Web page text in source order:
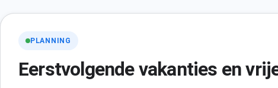
PLANNING
Eerstvolgende vakanties en